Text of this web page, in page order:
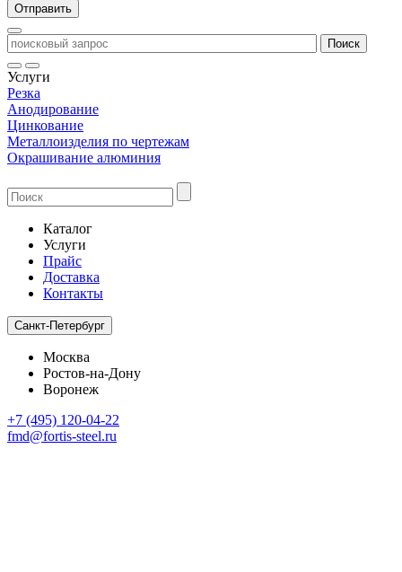
Услуги
Резка
Анодирование
Цинкование
Металлоизделия по чертежам
Окрашивание алюминия
Каталог
Услуги
Прайс
Доставка
Контакты
Санкт-Петербург
Москва
Ростов-на-Дону
Воронеж
+7 (495) 120-04-22
fmd@fortis-steel.ru